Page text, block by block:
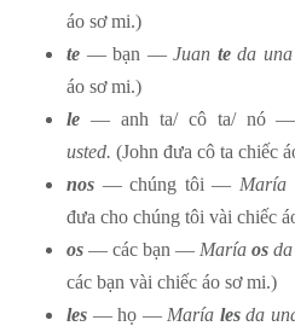
áo sơ mi.)
te — bạn — Juan te da
áo sơ mi.)
le — anh ta/ cô ta/ nó
usted. (John đưa cô ta chiếc
nos — chúng tôi — María
đưa cho chúng tôi vài chiếc
os — các bạn — María os
các bạn vài chiếc áo sơ mi.)
les — họ — María les da